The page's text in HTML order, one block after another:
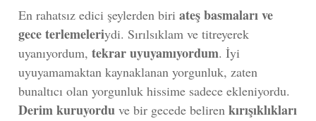
En rahatsız edici şeylerden biri ateş basmaları ve
gece terlemeleriydi. Sırılsıklam ve titreyerek
uyanıyordum, tekrar uyuyamıyordum. İyi
uyuyamamaktan kaynaklanan yorgunluk, zaten
bunaltıcı olan yorgunluk hissime sadece ekleniyordu.
Derim kuruyordu ve bir gecede beliren kırışıklıkları